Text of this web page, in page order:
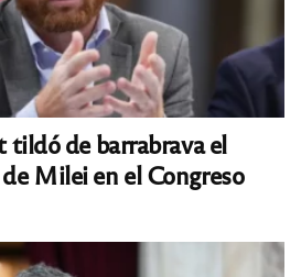
tildó de barrabrava el
Milei en el Congreso